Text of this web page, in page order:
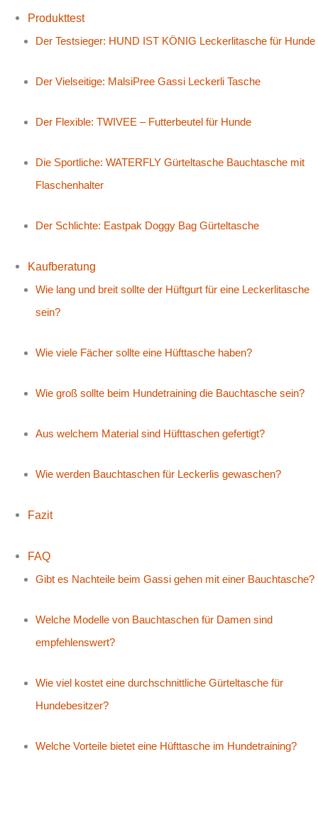
Produkttest
Der Testsieger: HUND IST KÖNIG Leckerlitasche für Hunde
Der Vielseitige: MalsiPree Gassi Leckerli Tasche
Der Flexible: TWIVEE – Futterbeutel für Hunde
Die Sportliche: WATERFLY Gürteltasche Bauchtasche mit
Flaschenhalter
Der Schlichte: Eastpak Doggy Bag Gürteltasche
Kaufberatung
Wie lang und breit sollte der Hüftgurt für eine Leckerlitasche
sein?
Wie viele Fächer sollte eine Hüfttasche haben?
Wie groß sollte beim Hundetraining die Bauchtasche sein?
Aus welchem Material sind Hüfttaschen gefertigt?
Wie werden Bauchtaschen für Leckerlis gewaschen?
Fazit
FAQ
Gibt es Nachteile beim Gassi gehen mit einer Bauchtasche?
Welche Modelle von Bauchtaschen für Damen sind
empfehlenswert?
Wie viel kostet eine durchschnittliche Gürteltasche für
Hundebesitzer?
Welche Vorteile bietet eine Hüfttasche im Hundetraining?